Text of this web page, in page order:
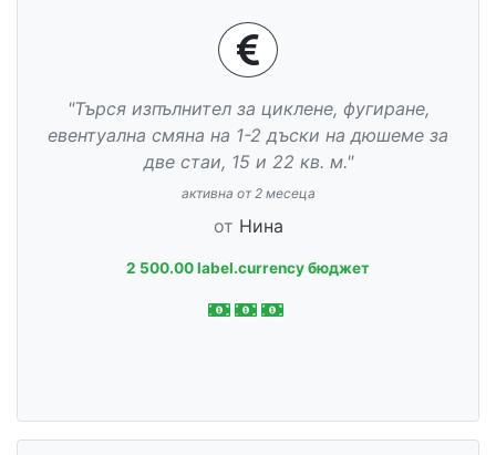
"Търся изпълнител за циклене, фугиране,
евентуална смяна на 1-2 дъски на дюшеме за
две стаи, 15 и 22 кв. м."
активна от 2 месеца
от Нина
2 500.00 label.currency бюджет